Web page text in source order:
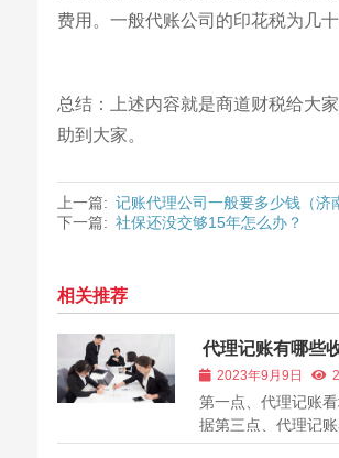
费用。一般代账公司的印花税为几
总结：上述内容就是商道财税给大
助到大家。
上一篇: 记账代理公司一般要多少钱（济
下一篇: 社保还没交够15年怎么办？
相关推荐
代理记账有哪些
是怎样的）
2023年9月9日
第一点、代理记账
据第三点、代理记
理记账流程 随着国